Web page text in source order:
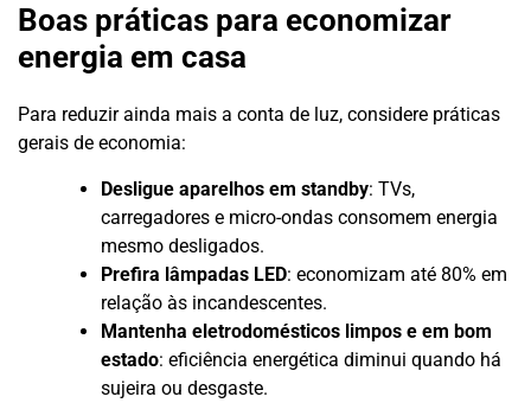
Boas práticas para economizar
energia em casa
Para reduzir ainda mais a conta de luz, considere práticas
gerais de economia:
Desligue aparelhos em standby: TVs,
carregadores e micro-ondas consomem energia
mesmo desligados.
Prefira lâmpadas LED: economizam até 80% em
relação às incandescentes.
Mantenha eletrodomésticos limpos e em bom
estado: eficiência energética diminui quando há
sujeira ou desgaste.